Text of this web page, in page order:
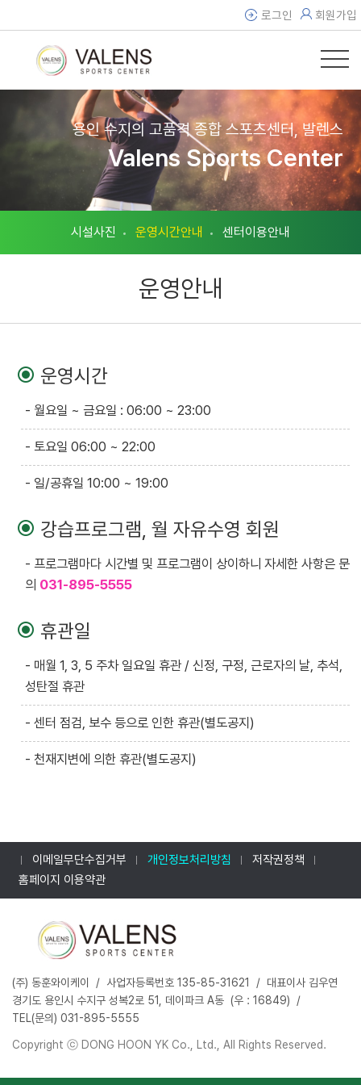
로그인 회원가입
용인 수지의 고품격 종합 스포츠센터, 발렌스
Valens Sports Center
시설사진 운영시간안내 센터이용안내
운영안내
운영시간
- 월요일 ~ 금요일 : 06:00 ~ 23:00
- 토요일 06:00 ~ 22:00
- 일/공휴일 10:00 ~ 19:00
강습프로그램, 월 자유수영 회원
- 프로그램마다 시간별 및 프로그램이 상이하니 자세한 사항은 문
의 031-895-5555 ‌
휴관일
- 매월 1, 3, 5 주차 일요일 휴관 / 신정, 구정, 근로자의 날, 추석,
성탄절 휴관
- 센터 점검, 보수 등으로 인한 휴관(별도공지)
- 천재지변에 의한 휴관(별도공지)
이메일무단수집거부 개인정보처리방침
저작권정책
홈페이지 이용약관
‌(주) ‌동훈와이케이 / 사업자등록번호 ‌135-85-31621 / 대표이사 김우연
경기도 용인시 수지구 성복2로 51, 데이파크 A동 ‌ (우 : ‌‌16849) /
TEL(문의)‌ 031-895-5555 ‌
Copyright ⓒ DONG HOON YK Co., Ltd., All Rights Reserved.